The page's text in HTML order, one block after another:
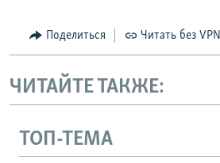
Поделиться Читать без VPN
ЧИТАЙТЕ ТАКЖЕ:
ТОП-ТЕМА